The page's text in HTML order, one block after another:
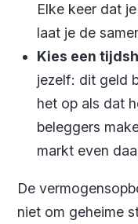
Elke keer dat
laat je de
Kies een
jezelf: dit geld
het op als dat
beleggers
markt even
De
niet om geheime